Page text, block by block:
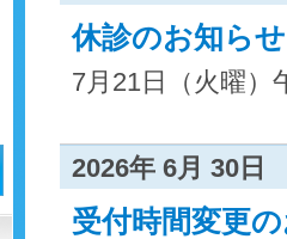
休診のお知らせ
7月21日（火曜
2026年 6月 30日
受付時間変更